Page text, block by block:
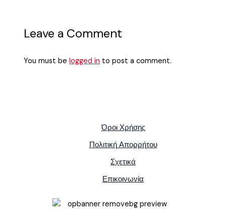
Leave a Comment
You must belogged in to post a comment.
Όροι Χρήσης
Πολιτική Απορρήτου
Σχετικά
Επικοινωνία